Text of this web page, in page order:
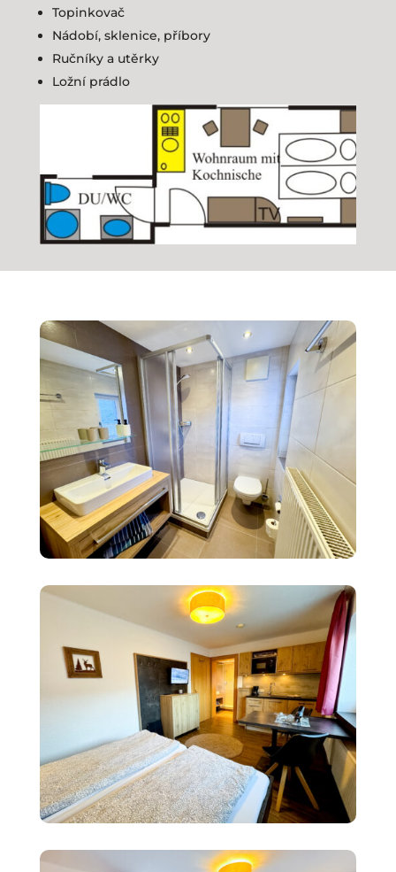
Topinkovač
Nádobí, sklenice, příbory
Ručníky a utěrky
Ložní prádlo